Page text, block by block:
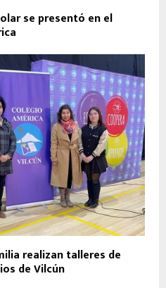
se presentó en el
realizan talleres de
de Vilcún